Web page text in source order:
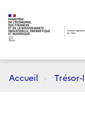
Accueil